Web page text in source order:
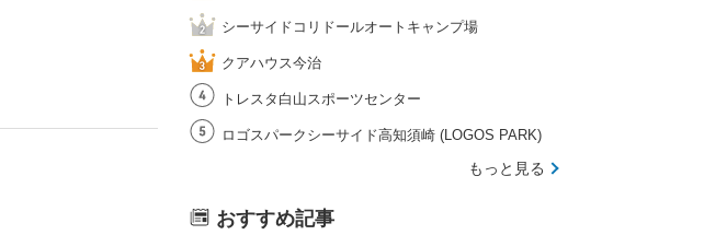
シーサイドコリドールオートキャンプ場
クアハウス今治
トレスタ白山スポーツセンター
ロゴスパークシーサイド高知須崎 (LOGOS PARK)
もっと見る
おすすめ記事